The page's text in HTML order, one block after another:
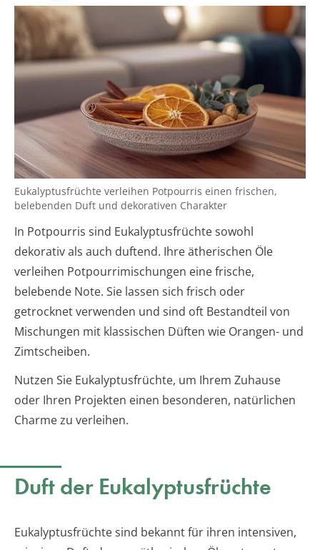
Eukalyptusfrüchte verleihen Potpourris einen frischen,
belebenden Duft und dekorativen Charakter
In Potpourris sind Eukalyptusfrüchte sowohl
dekorativ als auch duftend. Ihre ätherischen Öle
verleihen Potpourrimischungen eine frische,
belebende Note. Sie lassen sich frisch oder
getrocknet verwenden und sind oft Bestandteil von
Mischungen mit klassischen Düften wie Orangen- und
Zimtscheiben.
Nutzen Sie Eukalyptusfrüchte, um Ihrem Zuhause
oder Ihren Projekten einen besonderen, natürlichen
Charme zu verleihen.
Duft der Eukalyptusfrüchte
Eukalyptusfrüchte sind bekannt für ihren intensiven,